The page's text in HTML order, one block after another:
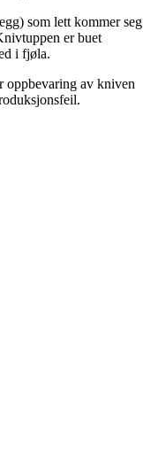
som lett kommer seg
er buet
i fjøla.
oppbevaring av kniven